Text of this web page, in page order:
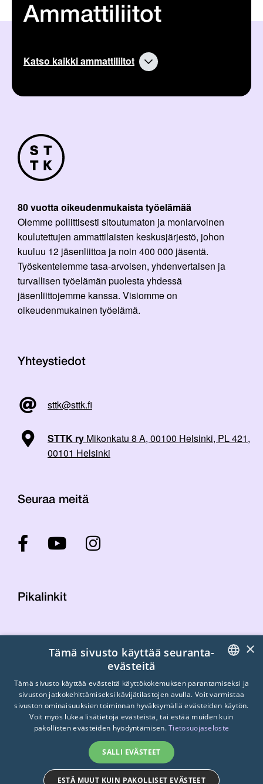
Ammattiliitot
Katso kaikki ammattiliitot
80 vuotta oikeudenmukaista työelämää
Olemme poliittisesti sitoutumaton ja moniarvoinen
koulutettujen ammattilaisten keskusjärjestö, johon
kuuluu 12 jäsenliittoa ja noin 400 000 jäsentä.
Työskentelemme tasa-arvoisen, yhdenvertaisen ja
turvallisen työelämän puolesta yhdessä
jäsenliittojemme kanssa. Visiomme on
oikeudenmukainen työelämä.
Yhteystiedot
sttk@sttk.fi
STTK ry Mikonkatu 8 A, 00100 Helsinki, PL 421,
00101 Helsinki
Seuraa meitä
Pikalinkit
Laskutustiedot
Tietosuojaseloste
Turvallisemman tilan periaatteet
FINNISH
SWEDISH
×
Tämä sivusto käyttää seuranta-
evästeitä
Tämä sivusto käyttää evästeitä käyttökokemuksen parantamiseksi ja
sivuston jatkokehittämiseksi kävijätilastojen avulla. Voit varmistaa
sivuston ominaisuuksien toiminnan hyväksymällä evästeiden käytön.
Voit myös lukea lisätietoja evästeistä, tai estää muiden kuin
pakollisten evästeiden hyödyntämisen.Tietosuojaseloste
SALLI EVÄSTEET
ESTÄ MUUT KUIN PAKOLLISET EVÄSTEET